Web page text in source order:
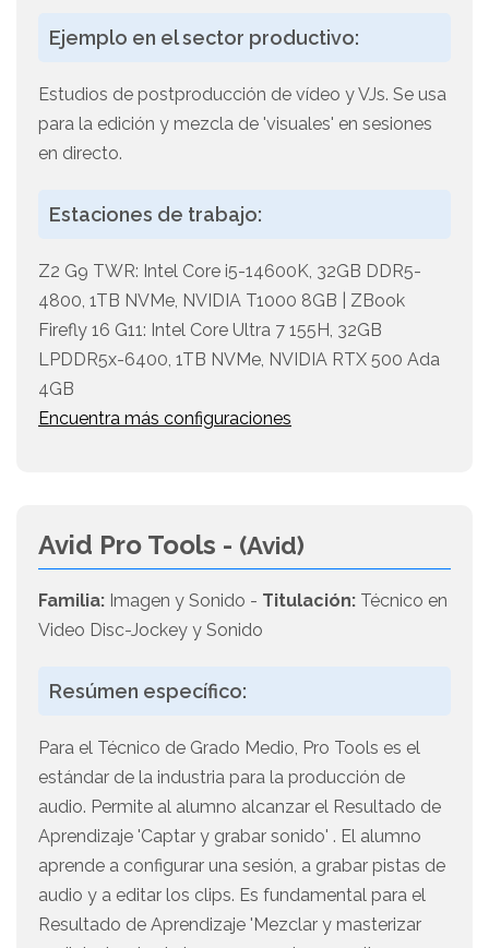
Ejemplo en el sector productivo:
Estudios de postproducción de vídeo y VJs. Se usa
para la edición y mezcla de 'visuales' en sesiones
en directo.
Estaciones de trabajo:
Z2 G9 TWR: Intel Core i5-14600K, 32GB DDR5-
4800, 1TB NVMe, NVIDIA T1000 8GB | ZBook
Firefly 16 G11: Intel Core Ultra 7 155H, 32GB
LPDDR5x-6400, 1TB NVMe, NVIDIA RTX 500 Ada
4GB
Encuentra más configuraciones
Avid Pro Tools - (Avid)
Familia: Imagen y Sonido - Titulación: Técnico en
Video Disc-Jockey y Sonido
Resúmen específico:
Para el Técnico de Grado Medio, Pro Tools es el
estándar de la industria para la producción de
audio. Permite al alumno alcanzar el Resultado de
Aprendizaje 'Captar y grabar sonido' . El alumno
aprende a configurar una sesión, a grabar pistas de
audio y a editar los clips. Es fundamental para el
Resultado de Aprendizaje 'Mezclar y masterizar